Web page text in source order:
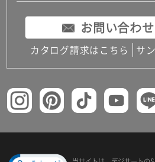
お問い合わ
カタログ請求はこちら サ